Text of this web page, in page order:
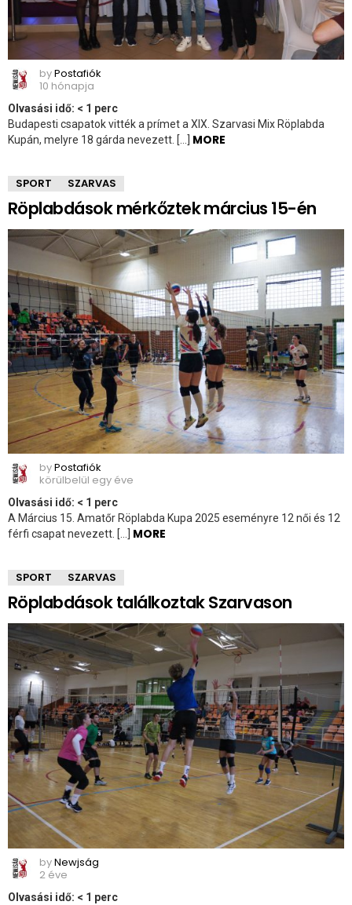
byPostafiók
10 hónapja
Olvasási idő: < 1 perc
Budapesti csapatok vitték a prímet a XIX. Szarvasi Mix Röplabda
Kupán, melyre 18 gárda nevezett. […] MORE
SPORT SZARVAS
Röplabdások mérkőztek március 15-én
byPostafiók
körülbelül egy éve
Olvasási idő: < 1 perc
A Március 15. Amatőr Röplabda Kupa 2025 eseményre 12 női és 12
férfi csapat nevezett. […] MORE
SPORT SZARVAS
Röplabdások találkoztak Szarvason
byNewjság
2 éve
Olvasási idő: < 1 perc